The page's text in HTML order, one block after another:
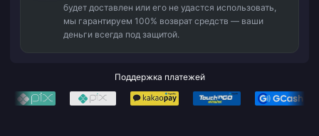
будет доставлен или его не удастся использовать,
мы гарантируем 100% возврат средств — ваши
деньги всегда под защитой.
Поддержка платежей